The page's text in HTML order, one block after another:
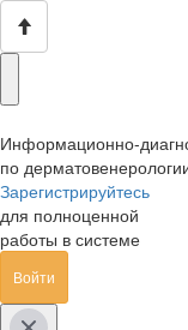
Информационно-
по
Зарегистрируйтесь
для полноценной
работы в системе
Войти